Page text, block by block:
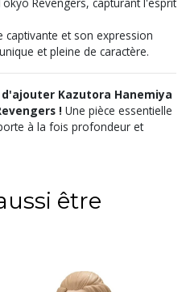
captivante et son expression
et pleine de caractère.
Kazutora Hanemiya
! Une pièce essentielle
à la fois profondeur et
être